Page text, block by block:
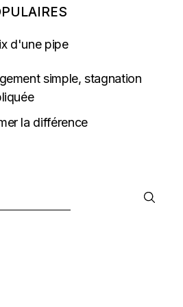
d'une pipe
simple, stagnation
la différence